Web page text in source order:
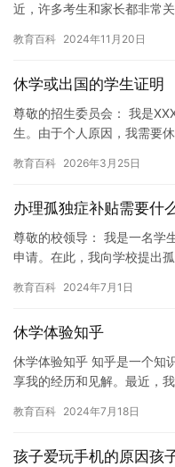
近，许多考生和家长都非常
教育百科 2024年11月20日
休学或出国的学生证明
尊敬的招生委员会： 我是
生。由于个人原因，我需要
学…
教育百科 2026年3月25日
办理孤独症补贴需要什
尊敬的校领导： 我是一名学
申请。在此，我向学校提出
我…
教育百科 2024年7月1日
休学体验知乎
休学体验知乎 知乎是一个知
享我的经历和见解。最近，
我从…
教育百科 2024年7月18日
孩子爱玩手机的原因孩